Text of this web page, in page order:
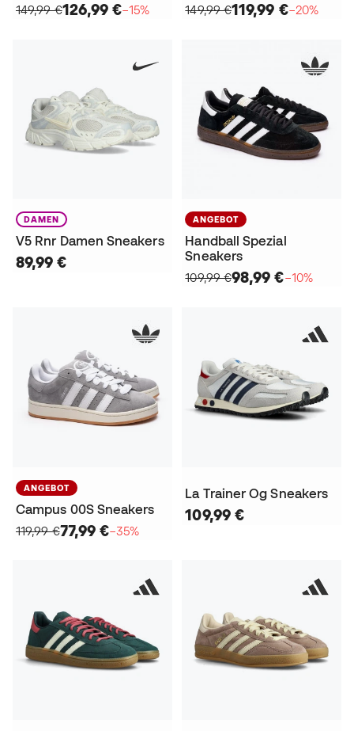
149,99 €126,99 €−15%
149,99 €119,99 €−20%
DAMEN
V5 Rnr Damen Sneakers
89,99 €
ANGEBOT
Handball Spezial
Sneakers
109,99 €98,99 €−10%
ANGEBOT
Campus 00S Sneakers
119,99 €77,99 €−35%
La Trainer Og Sneakers
109,99 €